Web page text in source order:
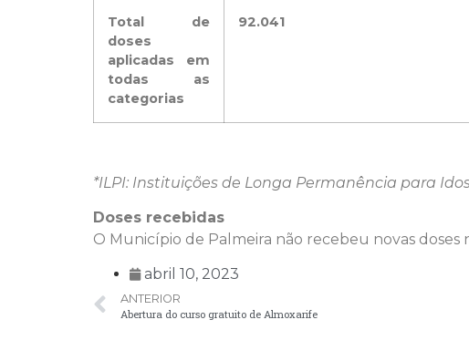
Total de
doses
aplicadas em
todas as
categorias
92.041
*ILPI: Instituições de Longa Permanência para
Doses recebidas
O Município de Palmeira não recebeu novas doses
abril 10, 2023
ANTERIOR
Abertura do curso gratuito de Almoxarife